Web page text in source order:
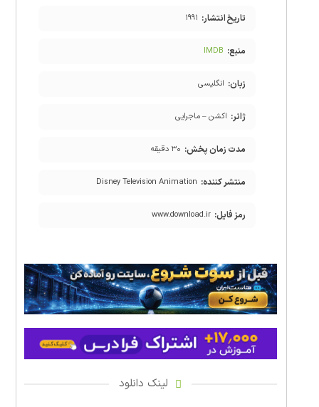
تاریخ انتشار: ۱۹۹۱
منبع: IMDB
زبان: انگلیسی
ژانر: اکشن – ماجرایی
مدت زمان پخش: ۳۰ دقیقه
منتشر کننده: Disney Television Animation
رمز فایل: www.download.ir
لینک دانلود